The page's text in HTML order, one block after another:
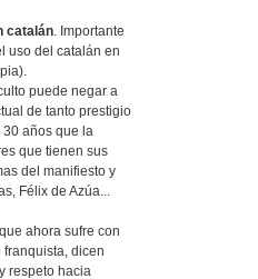
catalán . Importante
uso del catalán en
puede negar a
de tanto prestigio
años que la
que tienen sus
del manifiesto y
Félix de Azúa...
ahora sufre con
dicen
respeto hacia